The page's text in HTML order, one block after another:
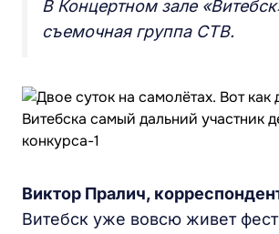
В Концертном зале
съемочная группа СТВ.
Виктор Пралич,
Витебск уже вовсю живет